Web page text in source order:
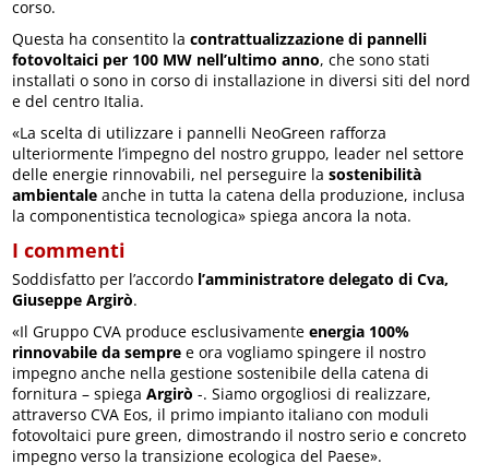
corso.
Questa ha consentito lacontrattualizzazione di pannelli
fotovoltaici per 100 MW nell’ultimo anno, che sono stati
installati o sono in corso di installazione in diversi siti del nord
e del centro Italia.
«La scelta di utilizzare i pannelli NeoGreen rafforza
ulteriormente l’impegno del nostro gruppo, leader nel settore
delle energie rinnovabili, nel perseguire lasostenibilità
ambientale anche in tutta la catena della produzione, inclusa
la componentistica tecnologica» spiega ancora la nota.
I commenti
Soddisfatto per l’accordo l’amministratore delegato di Cva,
Giuseppe Argirò.
«Il Gruppo CVA produce esclusivamenteenergia 100%
rinnovabile da sempre e ora vogliamo spingere il nostro
impegno anche nella gestione sostenibile della catena di
fornitura – spiegaArgirò -. Siamo orgogliosi di realizzare,
attraverso CVA Eos, il primo impianto italiano con moduli
fotovoltaici pure green, dimostrando il nostro serio e concreto
impegno verso la transizione ecologica del Paese».